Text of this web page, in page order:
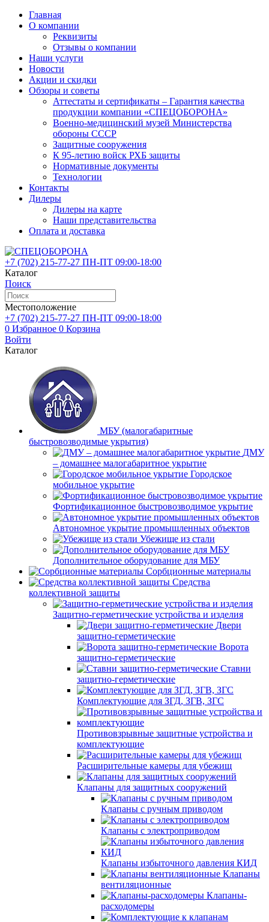
Главная
О компании
Реквизиты
Отзывы о компании
Наши услуги
Новости
Акции и скидки
Обзоры и советы
Аттестаты и сертификаты – Гарантия качества
продукции компании «СПЕЦОБОРОНА»
Военно-медицинский музей Министерства
обороны СССР
Защитные сооружения
К 95-летию войск РХБ защиты
Нормативные документы
Технологии
Контакты
Дилеры
Дилеры на карте
Наши представительства
Оплата и доставка
+7 (702) 215-77-27 ПН-ПТ 09:00-18:00
Каталог
Поиск
Местоположение
+7 (702) 215-77-27 ПН-ПТ 09:00-18:00
0 Избранное 0 Корзина
Войти
Каталог
МБУ (малогабаритные
быстровозводимые укрытия)
ДМУ
– домашнее малогабаритное укрытие
Городское
мобильное укрытие
Фортификационное быстровозводимое укрытие
Автономное укрытие промышленных объектов
Убежище из стали
Дополнительное оборудование для МБУ
Сорбционные материалы
Средства
коллективной защиты
Защитно-герметические устройства и изделия
Двери
защитно-герметические
Ворота
защитно-герметические
Ставни
защитно-герметические
Комплектующие для ЗГД, ЗГВ, ЗГС
Противовзрывные защитные устройства и
комплектующие
Расширительные камеры для убежищ
Клапаны для защитных сооружений
Клапаны с ручным приводом
Клапаны с электроприводом
Клапаны избыточного давления КИД
Клапаны
вентиляционные
Клапаны-
расходомеры